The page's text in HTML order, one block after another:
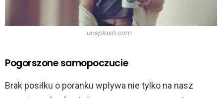
unsplash.com
Pogorszone samopoczucie
Brak posiłku o poranku wpływa nie tylko na nasz